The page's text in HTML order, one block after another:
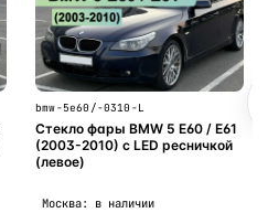
bmw-5e60/-0310-L
Стекло фары BMW 5 E60 / E61
(2003-2010) с LED ресничкой
(левое)
Москва: в наличии